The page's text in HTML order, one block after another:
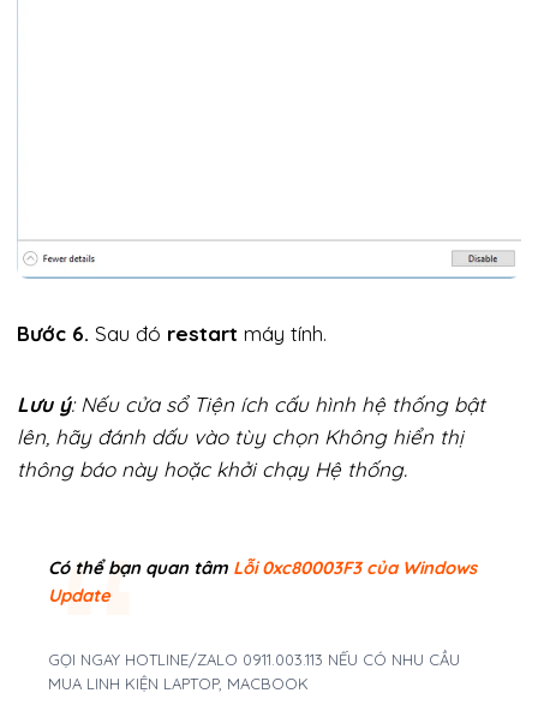
Bước 6. Sau đó restart máy tính.
Lưu ý: Nếu cửa sổ Tiện ích cấu hình hệ thống bật
lên, hãy đánh dấu vào tùy chọn Không hiển thị
thông báo này hoặc khởi chạy Hệ thống.
Có thể bạn quan tâm Lỗi 0xc80003F3 của Windows
Update
GỌI NGAY HOTLINE/ZALO 0911.003.113 NẾU CÓ NHU CẦU
MUA LINH KIỆN LAPTOP, MACBOOK